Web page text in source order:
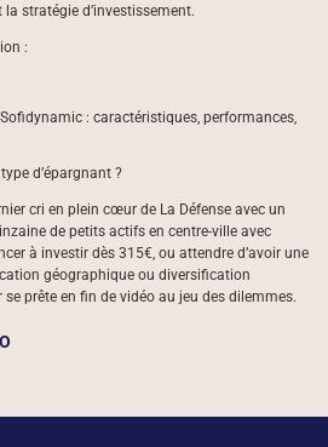
stratégie d’investissement.
:
: caractéristiques, performances,
d’épargnant ?
cri en plein cœur de La Défense avec un
de petits actifs en centre-ville avec
à investir dès 315€, ou attendre d’avoir une
géographique ou diversification
prête en fin de vidéo au jeu des dilemmes.